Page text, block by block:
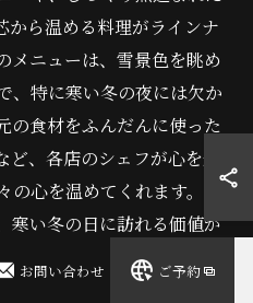
から温める料理がラインナ
メニューは、雪景色を眺め
、特に寒い冬の夜には欠か
の食材をふんだんに使った
、各店のシェフが心を込
心を温めてくれます。こ
寒い冬の日に訪れる価値が
しみと言えるでしょう。
お問い合わせ ご予約